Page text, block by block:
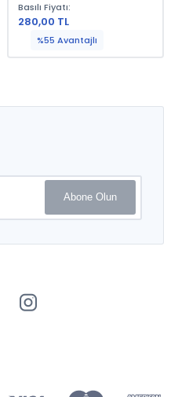
Basılı Fiyatı:
280,00 TL
%55 Avantajlı
Abone Olun